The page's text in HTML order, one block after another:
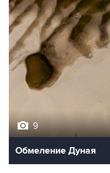
9
Обмеление Дуная